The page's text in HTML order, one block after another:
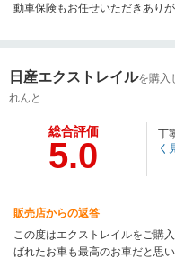
動車保険もお任せいただきあり
後ともよろしくお願い致します！
日産エクストレイルを購入
れんと
総合評価
5.0
丁
く
販売店からの返答
この度はエクストレイルをご購
ばれたお車も最高のお車だと思